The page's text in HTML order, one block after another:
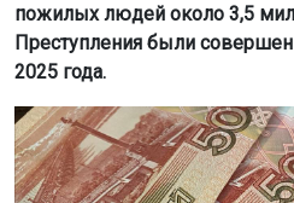
пожилых людей около 3,5
Преступления были
2025 года.